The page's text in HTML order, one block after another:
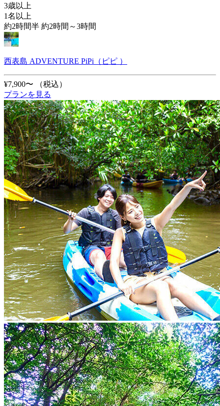
3歳以上
1名以上
約2時間半 約2時間～3時間
西表島 ADVENTURE PiPi（ピピ ）
¥7,900〜
（税込）
プランを見る